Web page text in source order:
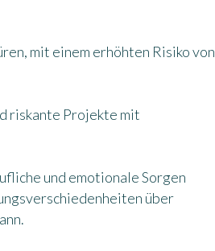
mit einem erhöhten Risiko von
riskante Projekte mit
und emotionale Sorgen
über